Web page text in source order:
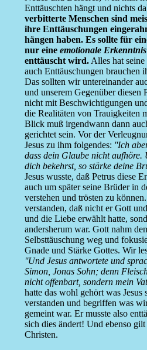
Enttäuschten hängt und nichts
verbitterte Menschen sind
ihre Enttäuschungen
hängen haben. Es sollte für
nur eine emotionale Erkenntnis
enttäuscht wird.Alles hat seine
auch Enttäuschungen brauchen
Das sollten wir untereinander
und unserem Gegenüber diesen
nicht mit Beschwichtigungen
die Realitäten von Trauigkeiten
Blick muß irgendwann dann
gerichtet sein. Vor der
Jesus zu ihm folgendes: ''Ich
dass dein Glaube nicht aufhöre.
dich bekehrst, so stärke deine
Jesus wusste, daß Petrus diese
auch um später seine Brüder in
verstehen und trösten zu
verstanden, daß nicht er Gott
und die Liebe erwählt hatte,
andersherum war. Gott nahm
Selbsttäuschung weg und
Gnade und Stärke Gottes. Wir
''Und Jesus antwortete und
Simon, Jonas Sohn; denn
nicht offenbart, sondern mein
hatte das wohl gehört was Jesus
verstanden und begriffen was
gemeint war. Er musste also
sich dies ändert! Und ebenso
Christen.